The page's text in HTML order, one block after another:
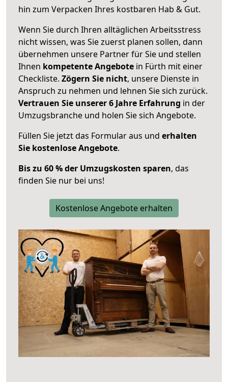
hin zum Verpacken Ihres kostbaren Hab & Gut.
Wenn Sie durch Ihren alltäglichen Arbeitsstress
nicht wissen, was Sie zuerst planen sollen, dann
übernehmen unsere Partner für Sie und stellen
Ihnen kompetente Angebote in Fürth mit einer
Checkliste. Zögern Sie nicht, unsere Dienste in
Anspruch zu nehmen und lehnen Sie sich zurück.
Vertrauen Sie unserer 6 Jahre Erfahrung in der
Umzugsbranche und holen Sie sich Angebote.
Füllen Sie jetzt das Formular aus und erhalten
Sie kostenlose Angebote.
Bis zu 60 % der Umzugskosten sparen, das
finden Sie nur bei uns!
Kostenlose Angebote erhalten